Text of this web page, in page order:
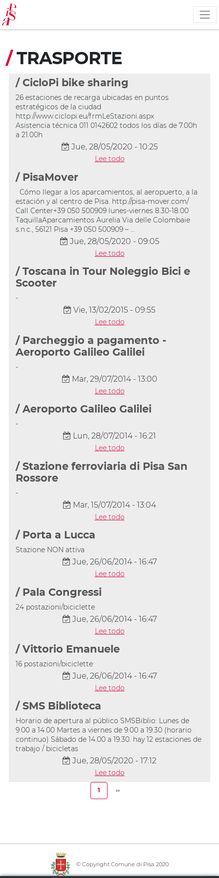
Pasar
al
contenido
principal
/ TRASPORTE
/ CicloPi bike sharing
26 estaciones de recarga ubicadas en puntos
estratégicos de la ciudad
http://www.ciclopi.eu/frmLeStazioni.aspx
Asistencia técnica 011 0142602 todos los días de 7.00h
a 21.00h
Jue, 28/05/2020 - 10:25
Lee todo
/ PisaMover
Cómo llegar a los aparcamientos, al aeropuerto, a la
estación y al centro de Pisa. http://pisa-mover.com/
Call Center+39 050 500909 lunes-viernes 8.30-18.00
TaquillaAparcamientos Aurelia Via delle Colombaie
s.n.c., 56121 Pisa +39 050 500909 – ...
Jue, 28/05/2020 - 09:05
Lee todo
/ Toscana in Tour Noleggio Bici e
Scooter
-
Vie, 13/02/2015 - 09:55
Lee todo
/ Parcheggio a pagamento -
Aeroporto Galileo Galilei
-
Mar, 29/07/2014 - 13:00
Lee todo
/ Aeroporto Galileo Galilei
-
Lun, 28/07/2014 - 16:21
Lee todo
/ Stazione ferroviaria di Pisa San
Rossore
-
Mar, 15/07/2014 - 13:04
Lee todo
/ Porta a Lucca
Stazione NON attiva
Jue, 26/06/2014 - 16:47
Lee todo
/ Pala Congressi
24 postazioni/biciclette
Jue, 26/06/2014 - 16:47
Lee todo
/ Vittorio Emanuele
16 postazioni/biciclette
Jue, 26/06/2014 - 16:47
Lee todo
/ SMS Biblioteca
Horario de apertura al público SMSBiblio: Lunes de
9.00 a 14.00 Martes a viernes de 9.00 a 19.30 (horario
continuo) Sábado de 14.00 a 19.30. hay 12 estaciones de
trabajo / bicicletas
Jue, 28/05/2020 - 17:12
Lee todo
Paginación
Página
actual
1
Siguiente
››
© Copyright Comune di Pisa 2020